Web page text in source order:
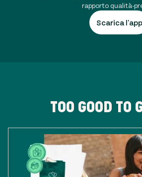
rapporto qualità-
Scarica l'app
TOO GOOD TO